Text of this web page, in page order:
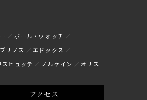
ボール・ウォッチ
リノス
エドックス
スヒュッテ ノルケイン オリス
アクセス